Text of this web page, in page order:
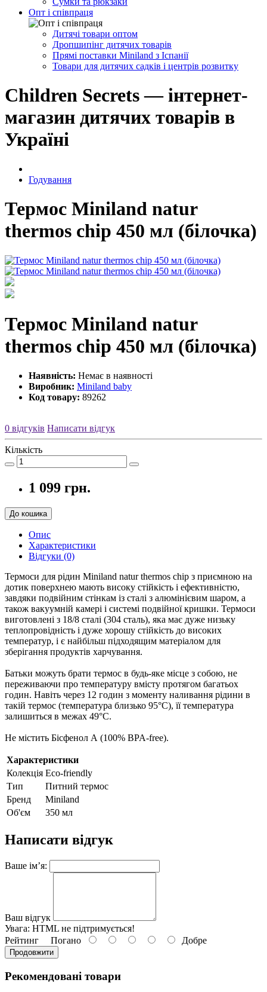
Опт і співпраця
Дитячі товари оптом
Дропшипінг дитячих товарів
Прямі поставки Miniland з Іспанії
Товари для дитячих садків і центрів розвитку
Children Secrets — інтернет-
магазин дитячих товарів в
Україні
Годування
Термос Miniland natur
thermos chip 450 мл (білочка)
Термос Miniland natur
thermos chip 450 мл (білочка)
Наявність: Немає в наявності
Виробник: Miniland baby
Код товару: 89262
0 відгуків Написати відгук
Кількість
1 099 грн.
До кошика
Опис
Характеристики
Відгуки (0)
Термоси для рідин Miniland natur thermos chip з приємною на
дотик поверхнею мають високу стійкість і ефективністю,
завдяки подвійним стінкам із сталі з алюмінієвим шаром, а
також вакуумній камері і системі подвійної кришки. Термоси
виготовлені з 18/8 сталі (304 сталь), яка має дуже низьку
теплопровідність і дуже хорошу стійкість до високих
температур, і є найбільш підходящим матеріалом для
зберігання продуктів харчування.
Батьки можуть брати термос в будь-яке місце з собою, не
переживаючи про температуру вмісту протягом багатьох
годин. Навіть через 12 годин з моменту наливання рідини в
такій термос (температура близько 95°C), її температура
залишиться в межах 49°C.
Не містить Бісфенол А (100% BPA-free).
Характеристики
Колекція Eco-friendly
Тип
Питний термос
Бренд
Miniland
Об'єм
350 мл
Написати відгук
Ваше ім’я:
Ваш відгук
Увага: HTML не підтримується!
Рейтинг Погано Добре
Продовжити
Рекомендовані товари